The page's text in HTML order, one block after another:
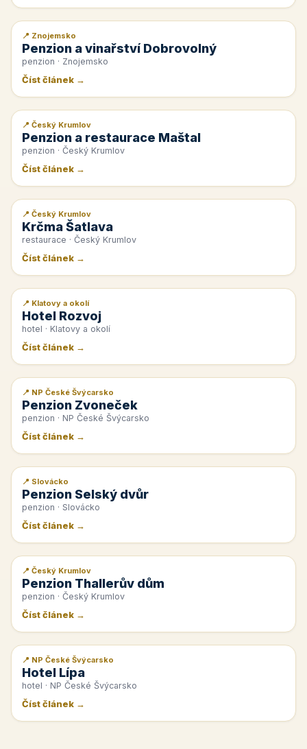
📰 PR článek
📍 Znojemsko
Penzion a vinařství Dobrovolný
penzion · Znojemsko
Číst článek →
📰 PR článek
📍 Český Krumlov
Penzion a restaurace Maštal
penzion · Český Krumlov
Číst článek →
📰 PR článek
📍 Český Krumlov
Krčma Šatlava
restaurace · Český Krumlov
Číst článek →
📰 PR článek
📍 Klatovy a okolí
Hotel Rozvoj
hotel · Klatovy a okolí
Číst článek →
📰 PR článek
📍 NP České Švýcarsko
Penzion Zvoneček
penzion · NP České Švýcarsko
Číst článek →
📰 PR článek
📍 Slovácko
Penzion Selský dvůr
penzion · Slovácko
Číst článek →
📰 PR článek
📍 Český Krumlov
Penzion Thallerův dům
penzion · Český Krumlov
Číst článek →
📰 PR článek
📍 NP České Švýcarsko
Hotel Lípa
hotel · NP České Švýcarsko
Číst článek →